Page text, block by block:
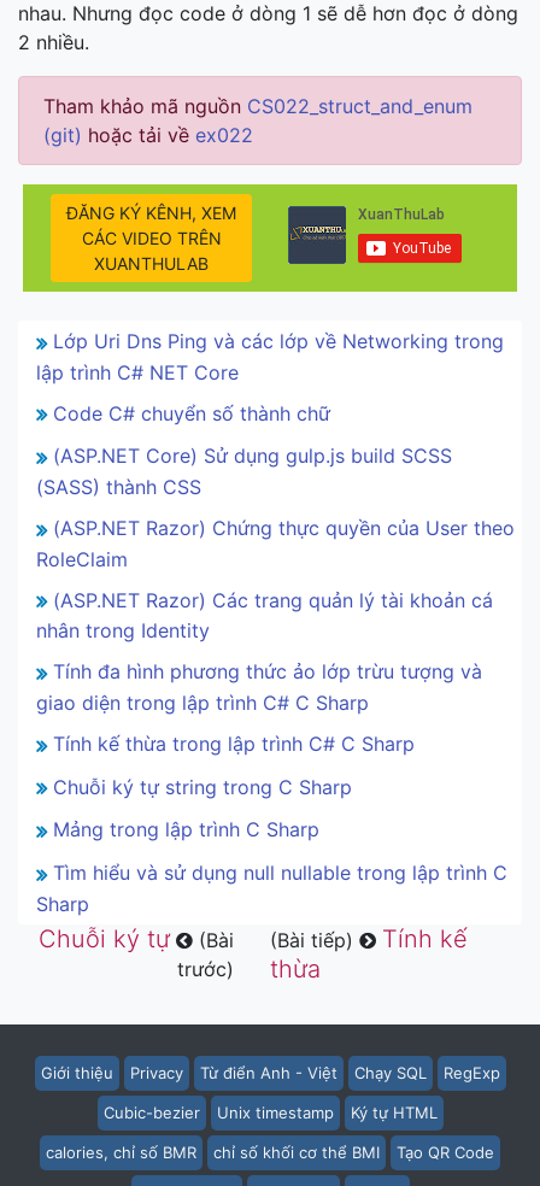
nhau. Nhưng đọc code ở dòng 1 sẽ dễ hơn đọc ở dòng
2 nhiều.
Tham khảo mã nguồn CS022_struct_and_enum
(git) hoặc tải về ex022
ĐĂNG KÝ KÊNH, XEM
CÁC VIDEO TRÊN
XUANTHULAB
Lớp Uri Dns Ping và các lớp về Networking trong
lập trình C# NET Core
Code C# chuyển số thành chữ
(ASP.NET Core) Sử dụng gulp.js build SCSS
(SASS) thành CSS
(ASP.NET Razor) Chứng thực quyền của User theo
RoleClaim
(ASP.NET Razor) Các trang quản lý tài khoản cá
nhân trong Identity
Tính đa hình phương thức ảo lớp trừu tượng và
giao diện trong lập trình C# C Sharp
Tính kế thừa trong lập trình C# C Sharp
Chuỗi ký tự string trong C Sharp
Mảng trong lập trình C Sharp
Tìm hiểu và sử dụng null nullable trong lập trình C
Sharp
Chuỗi ký tự
(Bài
trước)
(Bài tiếp)
Tính kế
thừa
Giới thiệu Privacy Từ điển Anh - Việt Chạy SQL RegExp
Cubic-bezier Unix timestamp Ký tự HTML
calories, chỉ số BMR chỉ số khối cơ thể BMI Tạo QR Code